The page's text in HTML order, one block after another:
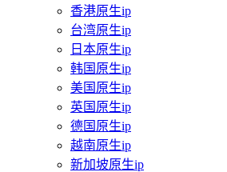
香港原生ip
台湾原生ip
日本原生ip
韩国原生ip
美国原生ip
英国原生ip
德国原生ip
越南原生ip
新加坡原生ip